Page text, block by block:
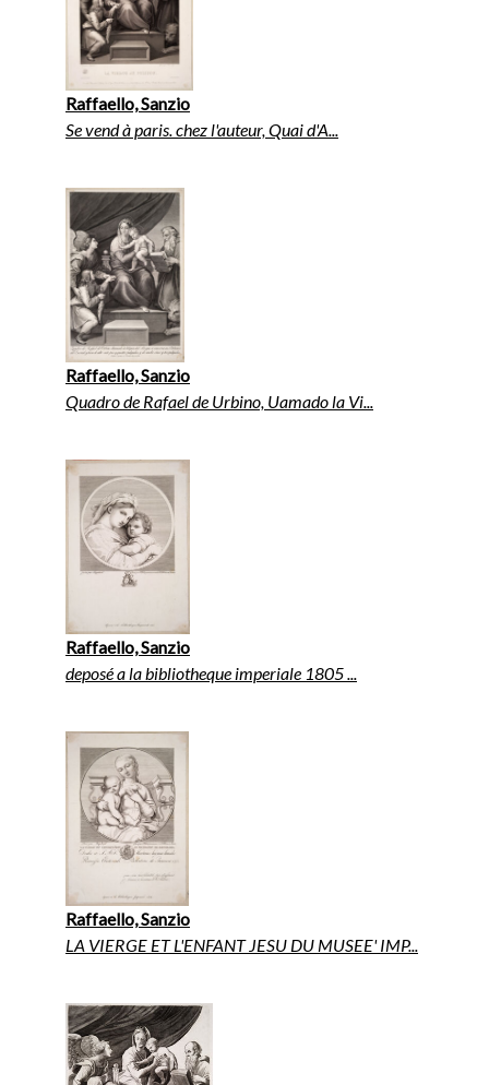
Raffaello, Sanzio
Se vend à paris. chez l'auteur, Quai d'A...
Raffaello, Sanzio
Quadro de Rafael de Urbino, Uamado la Vi...
Raffaello, Sanzio
deposé a la bibliotheque imperiale 1805 ...
Raffaello, Sanzio
LA VIERGE ET L'ENFANT JESU DU MUSEE' IMP...